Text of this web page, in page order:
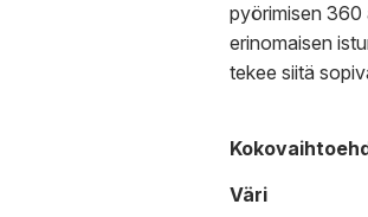
pyörimisen 360
erinomaisen
tekee siitä
Väri